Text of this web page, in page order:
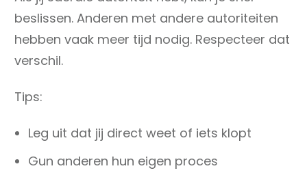
beslissen. Anderen met andere autoriteiten
hebben vaak meer tijd nodig. Respecteer dat
verschil.
Tips:
Leg uit dat jij direct weet of iets klopt
Gun anderen hun eigen proces